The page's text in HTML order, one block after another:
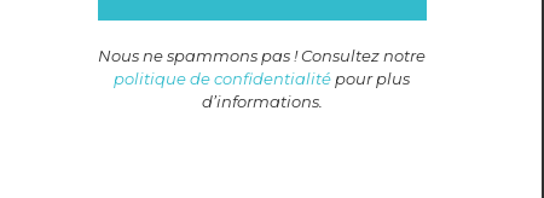
Nous ne spammons pas ! Consultez notre
politique de confidentialité pour plus
d’informations.